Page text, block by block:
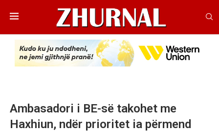
Ambasadori i BE-së takohet me
Haxhiun, ndër prioritet ia përmend